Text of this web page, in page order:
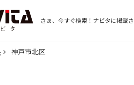
さぁ、今すぐ検索！ ナビタに掲載
神戸市北区